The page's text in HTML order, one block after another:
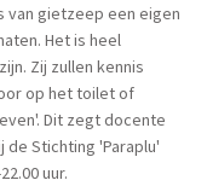
van gietzeep een eigen
Het is heel
Zij zullen kennis
op het toilet of
Dit zegt docente
de Stichting 'Paraplu'
uur.